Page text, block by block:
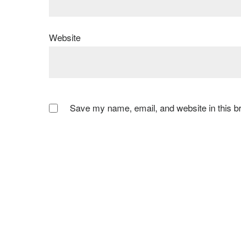
Website
Save my name, email, and website in this